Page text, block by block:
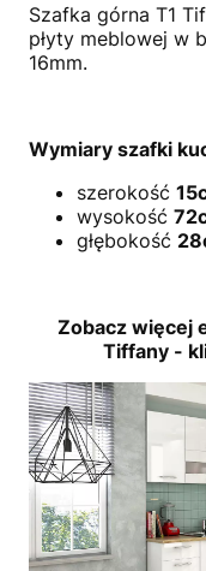
Szafka górna T1
płyty meblowej w
16mm.
Wymiary szafki
szerokość
wysokość
głębokość
Zobacz więcej
Tiffany -